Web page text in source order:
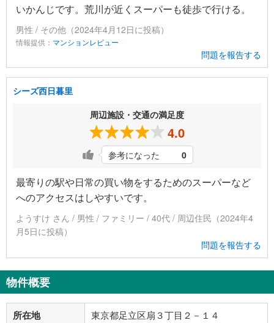
いかんじです。荒川が近くスーパーも徒歩で行ける。
男性 / その他（2024年4月12日に投稿）
情報提供： マンションレビュー
問題を報告する
シーズ西日暮里
周辺施設・交通の満足度
4.0
参考になった 0
最寄りの駅や日常の買い物をするためのスーパーなど
へのアクセスはしやすいです。
ようすけ さん / 男性 / ファミリー / 40代 / 周辺住民（2024年4
月5日に投稿）
問題を報告する
物件概要
所在地 東京都足立区扇３丁目２－１４